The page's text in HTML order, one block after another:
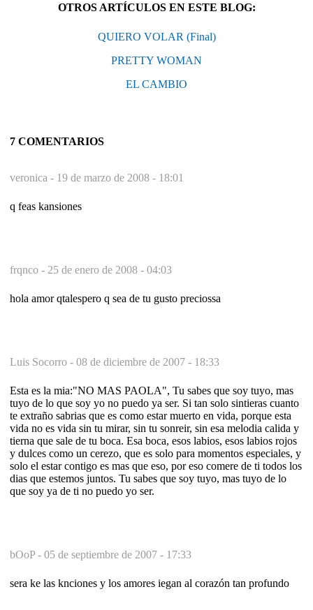
OTROS ARTÍCULOS EN ESTE BLOG:
QUIERO VOLAR (Final)
PRETTY WOMAN
EL CAMBIO
7 COMENTARIOS
veronica - 19 de marzo de 2008 - 18:01
q feas kansiones
frqnco - 25 de enero de 2008 - 04:03
hola amor qtalespero q sea de tu gusto preciossa
Luis Socorro - 08 de diciembre de 2007 - 18:33
Esta es la mia:"NO MAS PAOLA", Tu sabes que soy tuyo, mas
tuyo de lo que soy yo no puedo ya ser. Si tan solo sintieras cuanto
te extraño sabrias que es como estar muerto en vida, porque esta
vida no es vida sin tu mirar, sin tu sonreir, sin esa melodia calida y
tierna que sale de tu boca. Esa boca, esos labios, esos labios rojos
y dulces como un cerezo, que es solo para momentos especiales, y
solo el estar contigo es mas que eso, por eso comere de ti todos los
dias que estemos juntos. Tu sabes que soy tuyo, mas tuyo de lo
que soy ya de ti no puedo yo ser.
bOoP - 05 de septiembre de 2007 - 17:33
sera ke las knciones y los amores iegan al corazón tan profundo